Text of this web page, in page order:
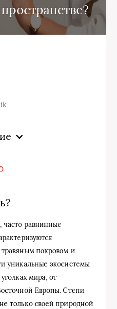
равнинные
покровом и
уникальные экосистемы
мира, от
Европы. Степи
только своей природной